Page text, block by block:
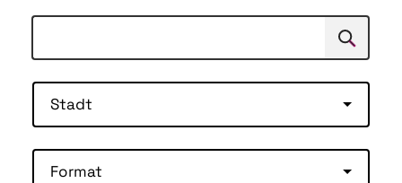
Suchen
Stadt
Format